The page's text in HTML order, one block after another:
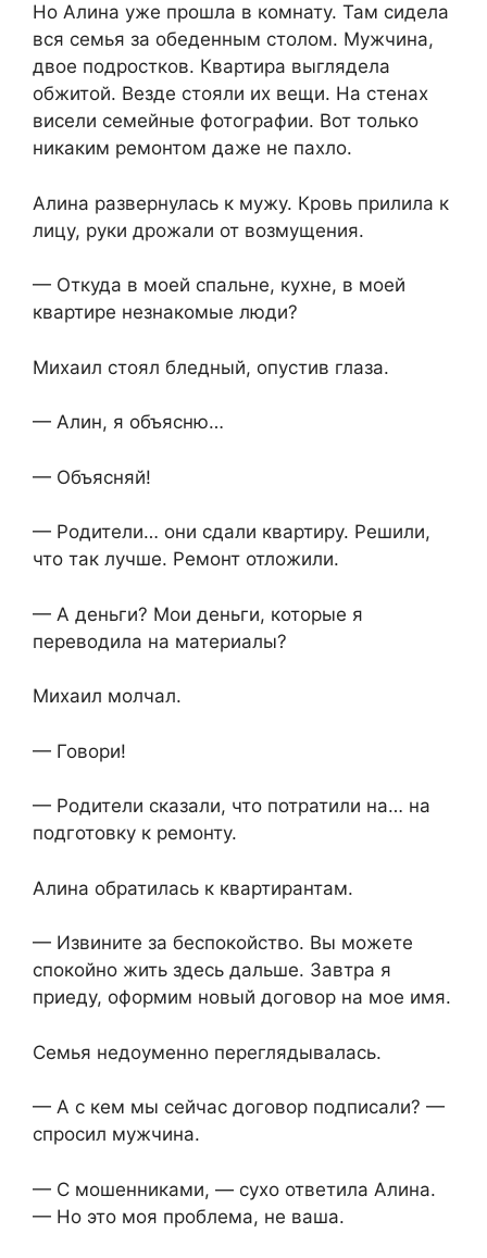
Но Алина уже прошла в комнату. Там сидела
вся семья за обеденным столом. Мужчина,
двое подростков. Квартира выглядела
обжитой. Везде стояли их вещи. На стенах
висели семейные фотографии. Вот только
никаким ремонтом даже не пахло.
Алина развернулась к мужу. Кровь прилила к
лицу, руки дрожали от возмущения.
— Откуда в моей спальне, кухне, в моей
квартире незнакомые люди?
Михаил стоял бледный, опустив глаза.
— Алин, я объясню…
— Объясняй!
— Родители… они сдали квартиру. Решили,
что так лучше. Ремонт отложили.
— А деньги? Мои деньги, которые я
переводила на материалы?
Михаил молчал.
— Говори!
— Родители сказали, что потратили на… на
подготовку к ремонту.
Алина обратилась к квартирантам.
— Извините за беспокойство. Вы можете
спокойно жить здесь дальше. Завтра я
приеду, оформим новый договор на мое имя.
Семья недоуменно переглядывалась.
— А с кем мы сейчас договор подписали? —
спросил мужчина.
— С мошенниками, — сухо ответила Алина.
— Но это моя проблема, не ваша.